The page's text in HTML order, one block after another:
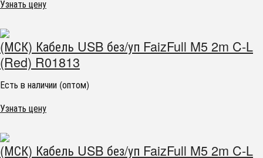
Узнать цену
(МСК) Кабель USB без/уп FaizFull M5 2m C-L
(Red) R01813
Есть в наличии (оптом)
Узнать цену
(МСК) Кабель USB без/уп FaizFull M5 2m C-L